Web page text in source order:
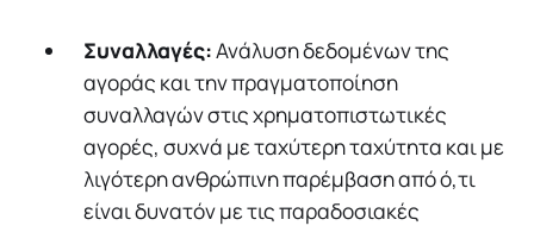
Συναλλαγές:Ανάλυση δεδομένων της
αγοράς και την πραγματοποίηση
συναλλαγών στις χρηματοπιστωτικές
αγορές, συχνά με ταχύτερη ταχύτητα και με
λιγότερη ανθρώπινη παρέμβαση από ό,τι
είναι δυνατόν με τις παραδοσιακές